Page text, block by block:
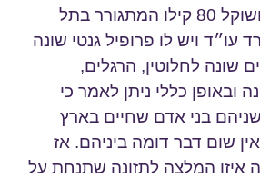
30 שגובהו 1.60 ושוקל 80 קילו המתגורר בתל
עו״ד ויש לו פרופיל גנטי שונה
שונה לחלוטין, הרגלים,
ובאופן כללי ניתן לאמר כי
בני אדם שחיים בארץ
שום דבר דומה ביניהם. אז
איזו המלצה לתזונה שתנחת על